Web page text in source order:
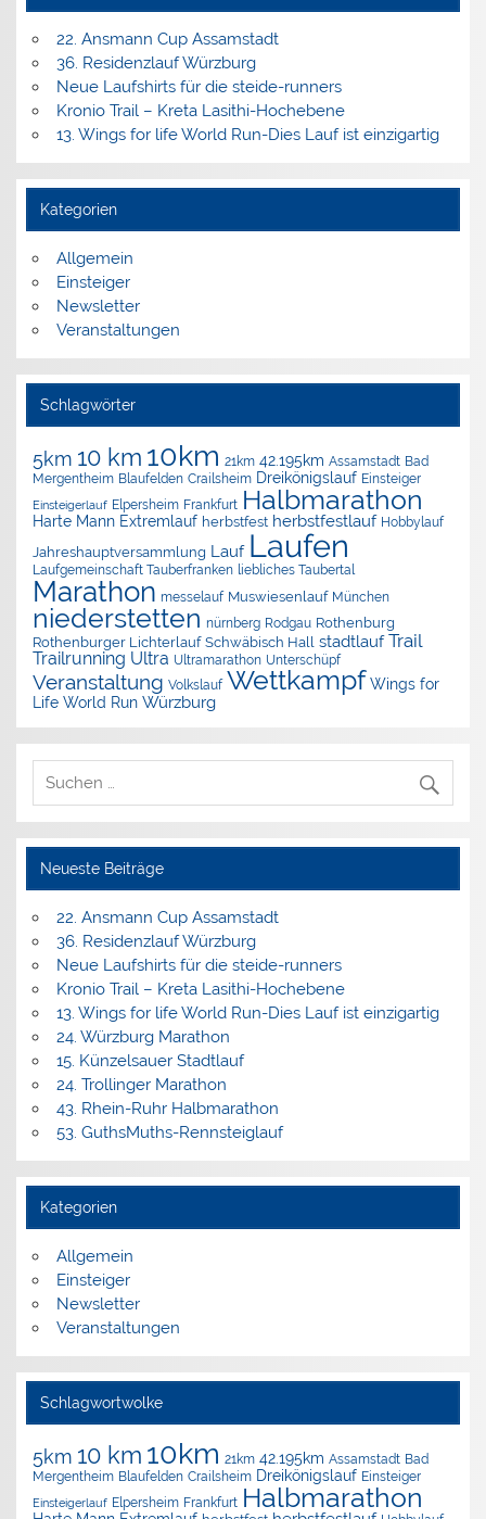
22. Ansmann Cup Assamstadt
36. Residenzlauf Würzburg
Neue Laufshirts für die steide-runners
Kronio Trail – Kreta Lasithi-Hochebene
13. Wings for life World Run-Dies Lauf ist einzigartig
Kategorien
Allgemein
Einsteiger
Newsletter
Veranstaltungen
Schlagwörter
5km 10 km 10km 21km 42.195km Assamstadt Bad
Mergentheim Blaufelden Crailsheim Dreikönigslauf Einsteiger
Einsteigerlauf Elpersheim Frankfurt Halbmarathon
Harte Mann Extremlauf herbstfest herbstfestlauf Hobbylauf
Jahreshauptversammlung Lauf Laufen
Laufgemeinschaft Tauberfranken liebliches Taubertal
Marathon messelauf Muswiesenlauf München
niederstetten nürnberg Rodgau Rothenburg
Rothenburger Lichterlauf Schwäbisch Hall stadtlauf Trail
Trailrunning Ultra Ultramarathon Unterschüpf
Veranstaltung Volkslauf Wettkampf Wings for
Life World Run Würzburg
Neueste Beiträge
22. Ansmann Cup Assamstadt
36. Residenzlauf Würzburg
Neue Laufshirts für die steide-runners
Kronio Trail – Kreta Lasithi-Hochebene
13. Wings for life World Run-Dies Lauf ist einzigartig
24. Würzburg Marathon
15. Künzelsauer Stadtlauf
24. Trollinger Marathon
43. Rhein-Ruhr Halbmarathon
53. GuthsMuths-Rennsteiglauf
Kategorien
Allgemein
Einsteiger
Newsletter
Veranstaltungen
Schlagwortwolke
5km 10 km 10km 21km 42.195km Assamstadt Bad
Mergentheim Blaufelden Crailsheim Dreikönigslauf Einsteiger
Einsteigerlauf Elpersheim Frankfurt Halbmarathon